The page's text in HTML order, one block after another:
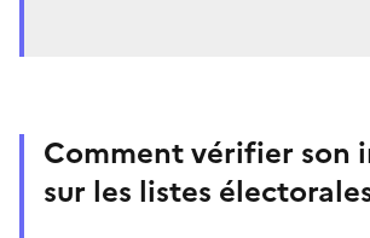
Comment vérifier son
sur les listes